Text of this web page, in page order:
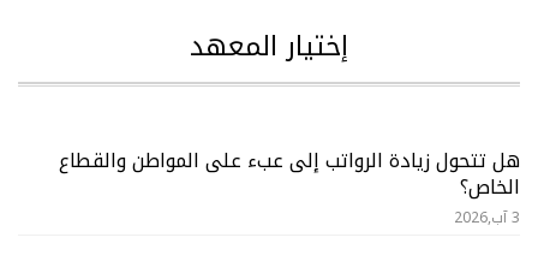
إختيار المعهد
هل تتحول زيادة الرواتب إلى عبء على المواطن والقطاع
الخاص؟
3 آب,2026